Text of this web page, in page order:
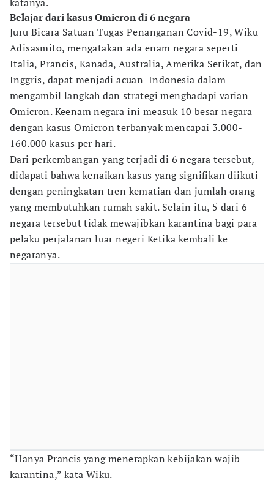
Belajar dari kasus Omicron di 6 negara
Juru Bicara Satuan Tugas Penanganan Covid-19, Wiku
Adisasmito, mengatakan ada enam negara seperti
Italia, Prancis, Kanada, Australia, Amerika Serikat, dan
Inggris, dapat menjadi acuan Indonesia dalam
mengambil langkah dan strategi menghadapi varian
Omicron. Keenam negara ini measuk 10 besar negara
dengan kasus Omicron terbanyak mencapai 3.000-
160.000 kasus per hari.
Dari perkembangan yang terjadi di 6 negara tersebut,
didapati bahwa kenaikan kasus yang signifikan diikuti
dengan peningkatan tren kematian dan jumlah orang
yang membutuhkan rumah sakit. Selain itu, 5 dari 6
negara tersebut tidak mewajibkan karantina bagi para
pelaku perjalanan luar negeri Ketika kembali ke
negaranya.
“Hanya Prancis yang menerapkan kebijakan wajib
karantina,” kata Wiku.